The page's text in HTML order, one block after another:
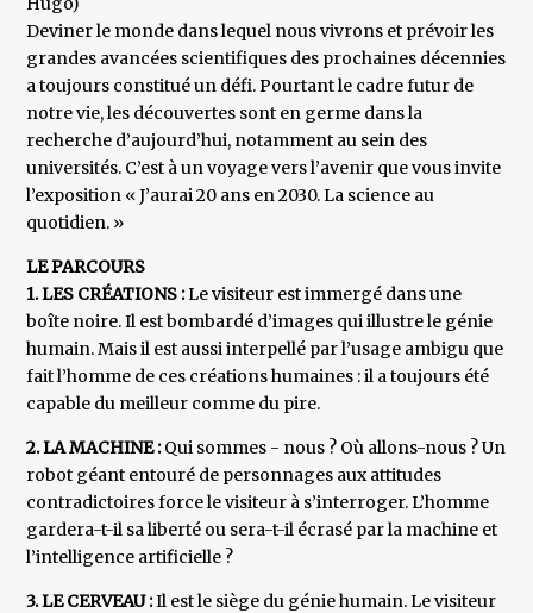
Deviner le monde dans lequel nous vivrons et prévoir les
grandes avancées scientifiques des prochaines décennies
a toujours constitué un défi. Pourtant le cadre futur de
notre vie, les découvertes sont en germe dans la
recherche d’aujourd’hui, notamment au sein des
universités. C’est à un voyage vers l’avenir que vous invite
l’exposition « J’aurai 20 ans en 2030. La science au
quotidien. »
LE PARCOURS
1. LES CRÉATIONS :Le visiteur est immergé dans une
boîte noire. Il est bombardé d’images qui illustre le génie
humain. Mais il est aussi interpellé par l’usage ambigu que
fait l’homme de ces créations humaines : il a toujours été
capable du meilleur comme du pire.
2. LA MACHINE :Qui sommes - nous ? Où allons-nous ? Un
robot géant entouré de personnages aux attitudes
contradictoires force le visiteur à s’interroger. L’homme
gardera-t-il sa liberté ou sera-t-il écrasé par la machine et
l’intelligence artificielle ?
3. LE CERVEAU :Il est le siège du génie humain. Le visiteur